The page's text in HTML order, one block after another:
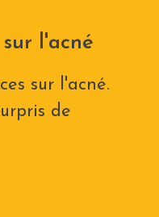
l'acné
sur l'acné.
de